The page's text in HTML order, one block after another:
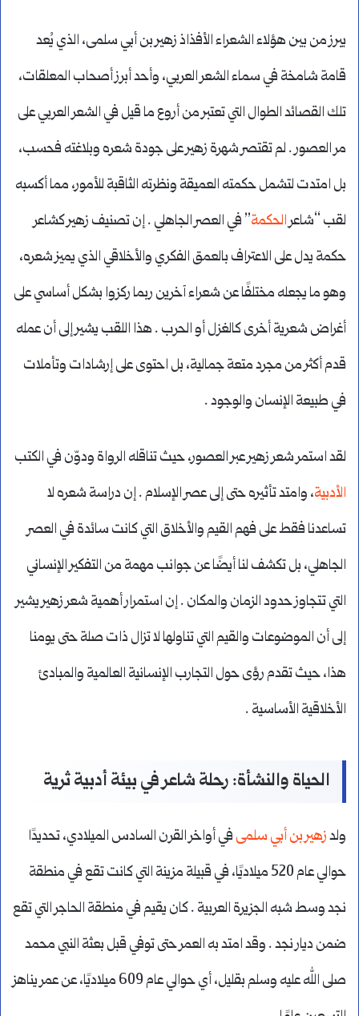
يبرز من بين هؤلاء الشعراء الأفذاذ زهير بن أبي سلمى، الذي يُعد
قامة شامخة في سماء الشعر العربي، وأحد أبرز أصحاب المعلقات،
تلك القصائد الطوال التي تعتبر من أروع ما قيل في الشعر العربي على
مر العصور . لم تقتصر شهرة زهير على جودة شعره وبلاغته فحسب،
بل امتدت لتشمل حكمته العميقة ونظرته الثاقبة للأمور، مما أكسبه
لقب “شاعرالحكمة” في العصر الجاهلي . إن تصنيف زهير كشاعر
حكمة يدل على الاعتراف بالعمق الفكري والأخلاقي الذي يميز شعره،
وهو ما يجعله مختلفًا عن شعراء آخرين ربما ركزوا بشكل أساسي على
أغراض شعرية أخرى كالغزل أو الحرب . هذا اللقب يشير إلى أن عمله
قدم أكثر من مجرد متعة جمالية، بل احتوى على إرشادات وتأملات
في طبيعة الإنسان والوجود .
لقد استمر شعر زهير عبر العصور، حيث تناقله الرواة ودوّن في الكتب
الأدبية، وامتد تأثيره حتى إلى عصر الإسلام . إن دراسة شعره لا
تساعدنا فقط على فهم القيم والأخلاق التي كانت سائدة في العصر
الجاهلي، بل تكشف لنا أيضًا عن جوانب مهمة من التفكير الإنساني
التي تتجاوز حدود الزمان والمكان . إن استمرار أهمية شعر زهير يشير
إلى أن الموضوعات والقيم التي تناولها لا تزال ذات صلة حتى يومنا
هذا، حيث تقدم رؤى حول التجارب الإنسانية العالمية والمبادئ
الأخلاقية الأساسية .
الحياة والنشأة: رحلة شاعر في بيئة أدبية ثرية
ولدزهير بن أبي سلمى في أواخر القرن السادس الميلادي، تحديدًا
حوالي عام 520 ميلاديًا، في قبيلة مزينة التي كانت تقع في منطقة
نجد وسط شبه الجزيرة العربية . كان يقيم في منطقة الحاجر التي تقع
ضمن ديار نجد . وقد امتد به العمر حتى توفي قبل بعثة النبي محمد
صلى الله عليه وسلم بقليل، أي حوالي عام 609 ميلاديًا، عن عمر يناهز